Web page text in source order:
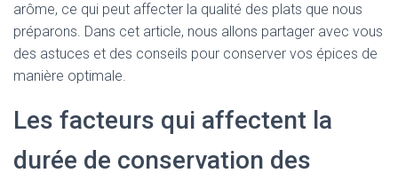
arôme, ce qui peut affecter la qualité des plats que nous
préparons. Dans cet article, nous allons partager avec vous
des astuces et des conseils pour conserver vos épices de
manière optimale.
Les facteurs qui affectent la
durée de conservation des